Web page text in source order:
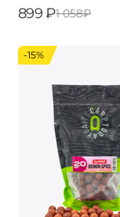
‍899‍ ₽‍1 058‍₽
-15%